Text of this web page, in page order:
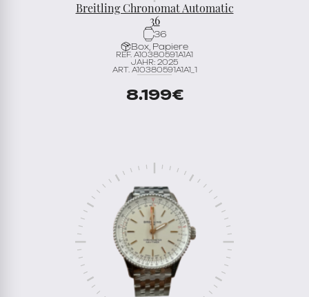
Breitling Chronomat Automatic
36
36
Box, Papiere
REF. A10380591A1A1
JAHR: 2025
ART. A10380591A1A1_1
8.199€